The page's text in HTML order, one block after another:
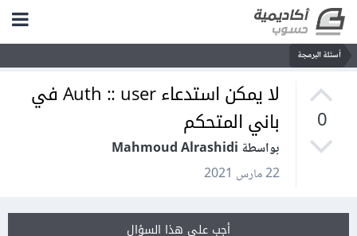
أسئلة البرمجة
0
لا يمكن استدعاء Auth :: user في
باني المتحكم
بواسطة Mahmoud Alrashidi
22 مارس 2021
أجب على هذا السؤال